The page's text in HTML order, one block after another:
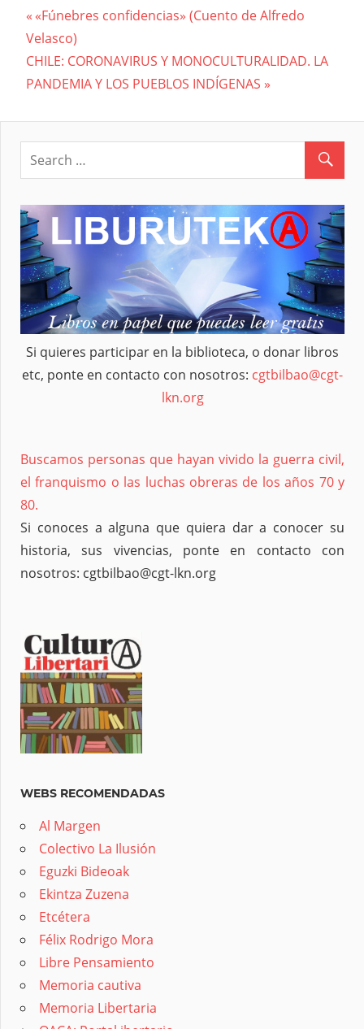
Navegación
de
Previous
Post:
«Fúnebres confidencias» (Cuento de Alfredo
Velasco)
Next
Post:
CHILE: CORONAVIRUS Y MONOCULTURALIDAD. LA
PANDEMIA Y LOS PUEBLOS INDÍGENAS
Si quieres participar en la biblioteca, o donar libros
etc, ponte en contacto con nosotros: cgtbilbao@cgt-
lkn.org
Buscamos personas que hayan vivido la guerra civil,
el franquismo o las luchas obreras de los años 70 y
80.
Si conoces a alguna que quiera dar a conocer su
historia, sus vivencias, ponte en contacto con
nosotros: cgtbilbao@cgt-lkn.org
WEBS RECOMENDADAS
Al Margen
Colectivo La Ilusión
Eguzki Bideoak
Ekintza Zuzena
Etcétera
Félix Rodrigo Mora
Libre Pensamiento
Memoria cautiva
Memoria Libertaria